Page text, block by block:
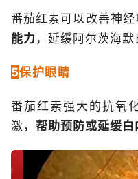
番茄红素可以改善神
能力 ，延缓阿尔茨海默
5保护眼睛
番茄红素强大的抗氧
激， 帮助预防或延缓